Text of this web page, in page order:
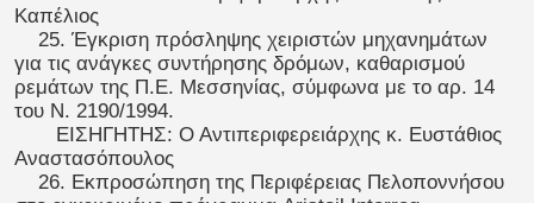
Καπέλιος
25. Έγκριση πρόσληψης χειριστών μηχανημάτων
για τις ανάγκες συντήρησης δρόμων, καθαρισμού
ρεμάτων της Π.Ε. Μεσσηνίας, σύμφωνα με το αρ. 14
του Ν. 2190/1994.
ΕΙΣΗΓΗΤΗΣ: Ο Αντιπεριφερειάρχης κ. Ευστάθιος
Αναστασόπουλος
26. Εκπροσώπηση της Περιφέρειας Πελοποννήσου